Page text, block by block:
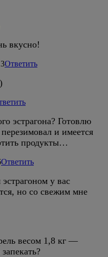
вкусно!
Ответить
эстрагона? Готовлю
и имеется
продукты…
Ответить
у вас
но со свежим мне
весом 1,8 кг —